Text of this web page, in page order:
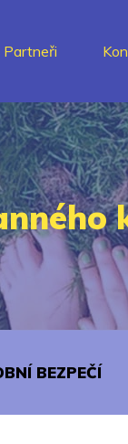
Partneři
BEZPEČÍ